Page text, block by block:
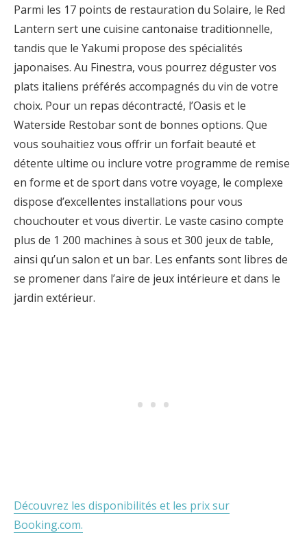
Parmi les 17 points de restauration du Solaire, le Red
Lantern sert une cuisine cantonaise traditionnelle,
tandis que le Yakumi propose des spécialités
japonaises. Au Finestra, vous pourrez déguster vos
plats italiens préférés accompagnés du vin de votre
choix. Pour un repas décontracté, l’Oasis et le
Waterside Restobar sont de bonnes options. Que
vous souhaitiez vous offrir un forfait beauté et
détente ultime ou inclure votre programme de remise
en forme et de sport dans votre voyage, le complexe
dispose d’excellentes installations pour vous
chouchouter et vous divertir. Le vaste casino compte
plus de 1 200 machines à sous et 300 jeux de table,
ainsi qu’un salon et un bar. Les enfants sont libres de
se promener dans l’aire de jeux intérieure et dans le
jardin extérieur.
Découvrez les disponibilités et les prix sur
Booking.com.